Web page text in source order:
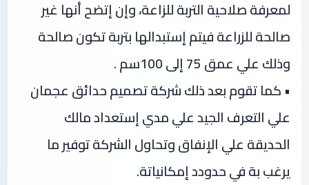
لمعرفة صلاحية التربة للزاعة، وإن إتضح أنها غير
صالحة للزراعة فيتم إستبدالها بتربة تكون صالحة
وذلك علي عمق 75 إلى 100سم .
• كما تقوم بعد ذلك شركة تصميم حدائق عجمان
علي التعرف الجيد علي مدي إستعداد مالك
الحديقة علي الإنفاق وتحاول الشركة توفير ما
يرغب بة في حدودد إمكانياتة.